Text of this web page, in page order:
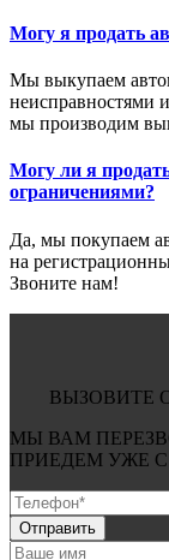
Могу я продать
Мы выкупаем
неисправностями
мы производим
Могу ли я продать
ограничениями?
Да, мы покупаем
на
Звоните нам!
ВЫЗОВИТЕ
МЫ ВАМ
ПРИЕДЕМ УЖЕ С